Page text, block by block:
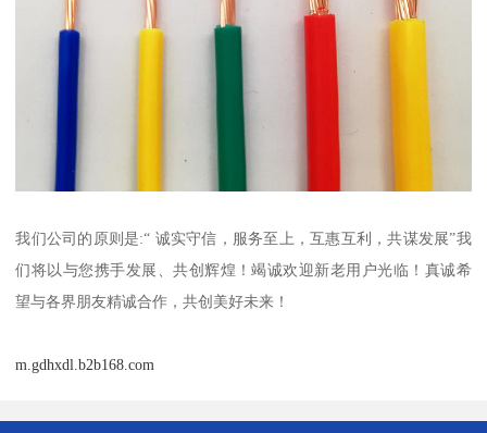
我们公司的原则是:“ 诚实守信，服务至上，互惠互利，共谋发展”我
们将以与您携手发展、共创辉煌！竭诚欢迎新老用户光临！真诚希
望与各界朋友精诚合作，共创美好未来！
m.gdhxdl.b2b168.com